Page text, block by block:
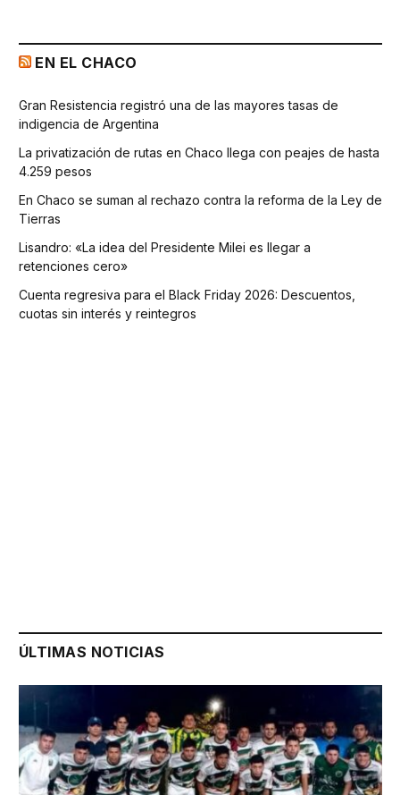
EN EL CHACO
Gran Resistencia registró una de las mayores tasas de
indigencia de Argentina
La privatización de rutas en Chaco llega con peajes de hasta
4.259 pesos
En Chaco se suman al rechazo contra la reforma de la Ley de
Tierras
Lisandro: «La idea del Presidente Milei es llegar a
retenciones cero»
Cuenta regresiva para el Black Friday 2026: Descuentos,
cuotas sin interés y reintegros
ÚLTIMAS NOTICIAS